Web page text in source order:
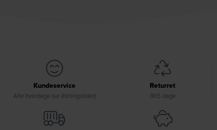
Kundeservice
Alle hverdage (se åbningstider)
Returret
365 dage